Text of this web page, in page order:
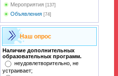
Мероприятия [137]
Объявления [74]
Наш опрос
Наличие дополнительных
образовательных программ.
неудовлетворительно, не
устраивает;